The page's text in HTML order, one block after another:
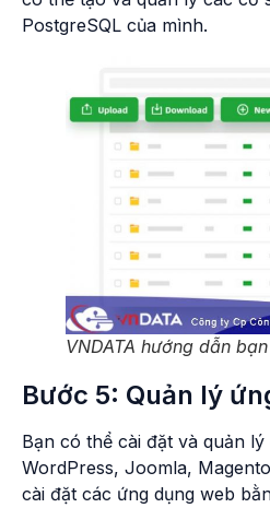
PostgreSQL của mình.
VNDATA hướng dẫn
Bước 5: Quản lý
Bạn có thể cài đặt và quản
WordPress, Joomla,
cài đặt các ứng dụng web